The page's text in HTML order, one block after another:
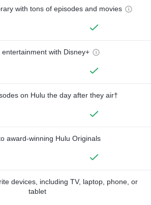
with tons of episodes and movies
entertainment with Disney+
on Hulu the day after they air†
award-winning Hulu Originals
devices, including TV, laptop, phone, or
tablet